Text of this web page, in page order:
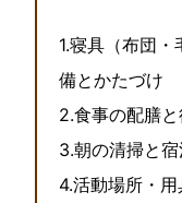
1.寝具（布団
備とかたづけ
2.食事の配膳
3.朝の清掃と
4.活動場所・